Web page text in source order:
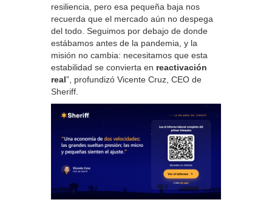
resiliencia, pero esa pequeña baja nos
recuerda que el mercado aún no despega
del todo. Seguimos por debajo de donde
estábamos antes de la pandemia, y la
misión no cambia: necesitamos que esta
estabilidad se convierta en reactivación
real”, profundizó Vicente Cruz, CEO de
Sheriff.